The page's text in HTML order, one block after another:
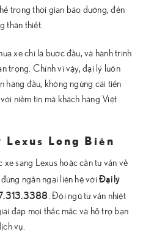
trong thời gian bảo dưỡng, đến
thân thiết.
xe chỉ là bước đầu, và hành trình
trọng. Chính vì vậy, đại lý luôn
hàng đầu, không ngừng cải tiến
niềm tin mà khách hàng Việt
Long Biên
sang Lexus hoặc cần tư vấn về
ngần ngại liên hệ vớiĐại lý
. Đội ngũ tư vấn nhiệt
đáp mọi thắc mắc và hỗ trợ bạn
vụ.